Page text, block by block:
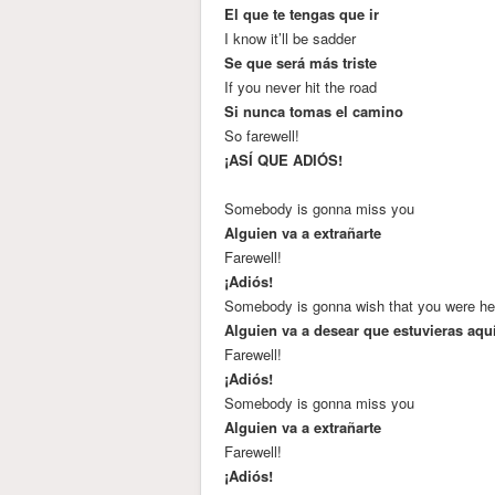
El que te tengas que ir
I know it’ll be sadder
Se que será más triste
If you never hit the road
Si nunca tomas el camino
So farewell!
¡ASÍ QUE ADIÓS!
Somebody is gonna miss you
Alguien va a extrañarte
Farewell!
¡Adiós!
Somebody is gonna wish that you were
Alguien va a desear que estuvieras
Farewell!
¡Adiós!
Somebody is gonna miss you
Alguien va a extrañarte
Farewell!
¡Adiós!